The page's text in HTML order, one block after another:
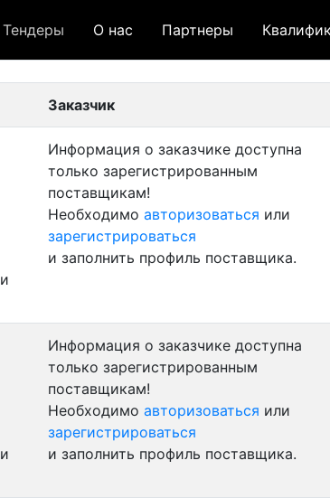
Тендеры О нас Партнеры
Заказчик
и
Информация о заказчике доступна
только зарегистрированным
поставщикам!
Необходимо авторизоваться или
зарегистрироваться
и заполнить профиль поставщика.
и
Информация о заказчике доступна
только зарегистрированным
поставщикам!
Необходимо авторизоваться или
зарегистрироваться
и заполнить профиль поставщика.